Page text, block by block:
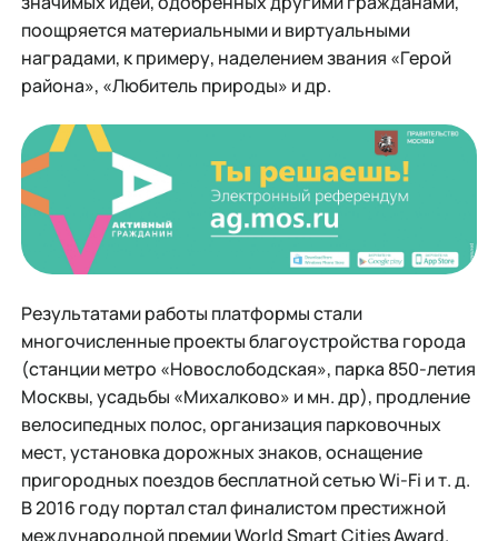
поощряется материальными и виртуальными
наградами, к примеру, наделением звания «Герой
района», «Любитель природы» и др.
Результатами работы платформы стали
многочисленные проекты благоустройства города
(станции метро «Новослободская», парка 850-летия
Москвы, усадьбы «Михалково» и мн. др), продление
велосипедных полос, организация парковочных
мест, установка дорожных знаков, оснащение
пригородных поездов бесплатной сетью Wi-Fi и т. д.
В 2016 году портал стал финалистом престижной
международной премии World Smart Cities Award.